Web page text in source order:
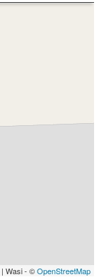
| Wasi - ©OpenStreetMap